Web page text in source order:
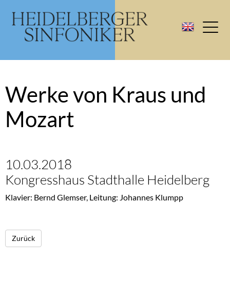
Werke von Kraus und
Mozart
10.03.2018
Kongresshaus Stadthalle Heidelberg
Klavier: Bernd Glemser, Leitung: Johannes Klumpp
Zurück